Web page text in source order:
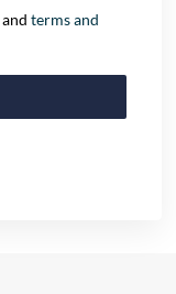
andterms and